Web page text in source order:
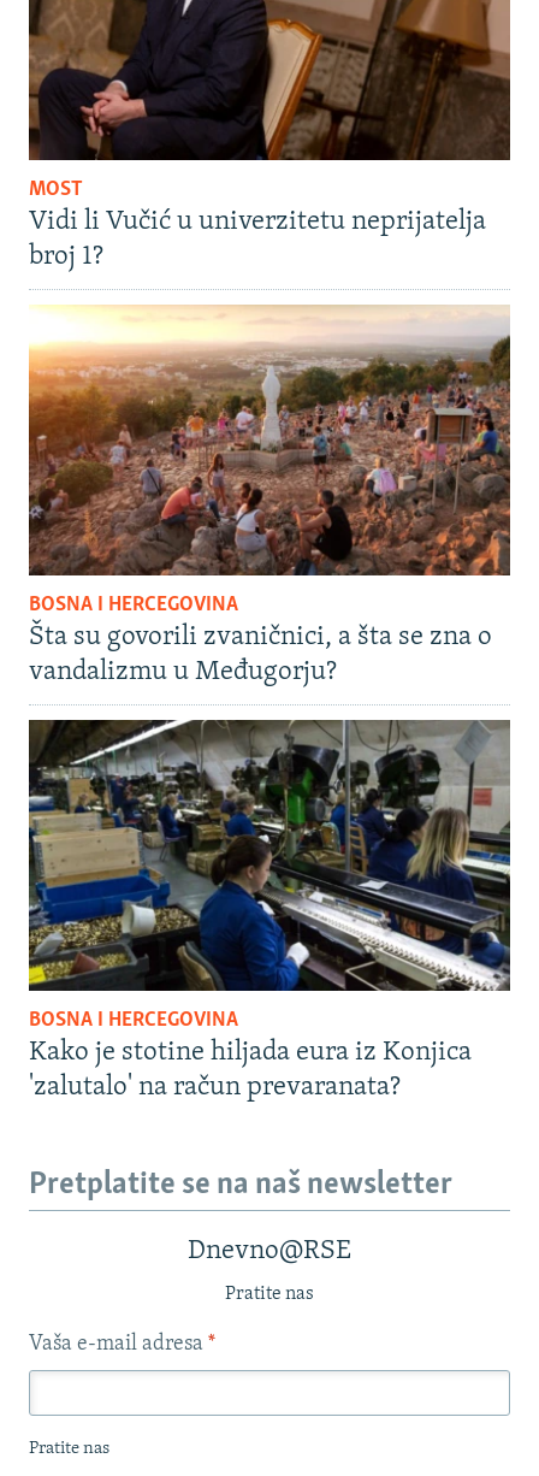
MOST
Vidi li Vučić u univerzitetu neprijatelja
broj 1?
BOSNA I HERCEGOVINA
Šta su govorili zvaničnici, a šta se zna o
vandalizmu u Međugorju?
BOSNA I HERCEGOVINA
Kako je stotine hiljada eura iz Konjica
'zalutalo' na račun prevaranata?
Pretplatite se na naš newsletter
Dnevno@RSE
Pratite nas
Vaša e-mail adresa *
Pratite nas